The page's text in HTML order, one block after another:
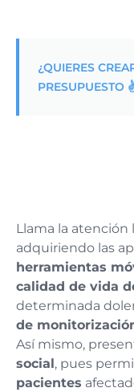
¿QUIERES
PRESUPUESTO
Llama la atención
adquiriendo las
herramientas
calidad de vida
determinada
de
Así mismo,
social, pues
pacientes